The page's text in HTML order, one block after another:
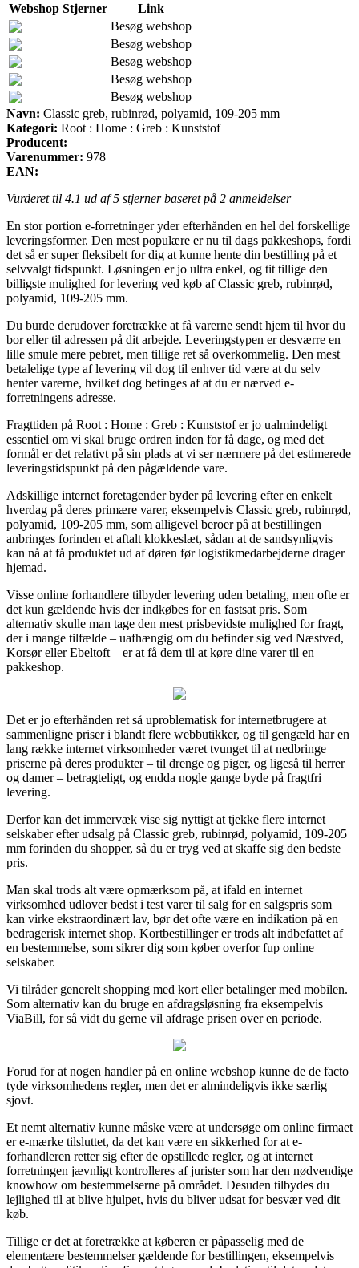
Webshop Stjerner
Link
Besøg webshop
Besøg webshop
Besøg webshop
Besøg webshop
Besøg webshop
Navn: Classic greb, rubinrød, polyamid, 109-205 mm
Kategori: Root : Home : Greb : Kunststof
Producent:
Varenummer: 978
EAN:
Vurderet til 4.1 ud af 5 stjerner baseret på 2 anmeldelser
En stor portion e-forretninger yder efterhånden en hel del forskellige
leveringsformer. Den mest populære er nu til dags pakkeshops, fordi
det så er super fleksibelt for dig at kunne hente din bestilling på et
selvvalgt tidspunkt. Løsningen er jo ultra enkel, og tit tillige den
billigste mulighed for levering ved køb af Classic greb, rubinrød,
polyamid, 109-205 mm.
Du burde derudover foretrække at få varerne sendt hjem til hvor du
bor eller til adressen på dit arbejde. Leveringstypen er desværre en
lille smule mere pebret, men tillige ret så overkommelig. Den mest
betalelige type af levering vil dog til enhver tid være at du selv
henter varerne, hvilket dog betinges af at du er nærved e-
forretningens adresse.
Fragttiden på Root : Home : Greb : Kunststof er jo ualmindeligt
essentiel om vi skal bruge ordren inden for få dage, og med det
formål er det relativt på sin plads at vi ser nærmere på det estimerede
leveringstidspunkt på den pågældende vare.
Adskillige internet foretagender byder på levering efter en enkelt
hverdag på deres primære varer, eksempelvis Classic greb, rubinrød,
polyamid, 109-205 mm, som alligevel beroer på at bestillingen
anbringes forinden et aftalt klokkeslæt, sådan at de sandsynligvis
kan nå at få produktet ud af døren før logistikmedarbejderne drager
hjemad.
Visse online forhandlere tilbyder levering uden betaling, men ofte er
det kun gældende hvis der indkøbes for en fastsat pris. Som
alternativ skulle man tage den mest prisbevidste mulighed for fragt,
der i mange tilfælde – uafhængig om du befinder sig ved Næstved,
Korsør eller Ebeltoft – er at få dem til at køre dine varer til en
pakkeshop.
Det er jo efterhånden ret så uproblematisk for internetbrugere at
sammenligne priser i blandt flere webbutikker, og til gengæld har en
lang række internet virksomheder været tvunget til at nedbringe
priserne på deres produkter – til drenge og piger, og ligeså til herrer
og damer – betragteligt, og endda nogle gange byde på fragtfri
levering.
Derfor kan det immervæk vise sig nyttigt at tjekke flere internet
selskaber efter udsalg på Classic greb, rubinrød, polyamid, 109-205
mm forinden du shopper, så du er tryg ved at skaffe sig den bedste
pris.
Man skal trods alt være opmærksom på, at ifald en internet
virksomhed udlover bedst i test varer til salg for en salgspris som
kan virke ekstraordinært lav, bør det ofte være en indikation på en
bedragerisk internet shop. Kortbestillinger er trods alt indbefattet af
en bestemmelse, som sikrer dig som køber overfor fup online
selskaber.
Vi tilråder generelt shopping med kort eller betalinger med mobilen.
Som alternativ kan du bruge en afdragsløsning fra eksempelvis
ViaBill, for så vidt du gerne vil afdrage prisen over en periode.
Forud for at nogen handler på en online webshop kunne de de facto
tyde virksomhedens regler, men det er almindeligvis ikke særlig
sjovt.
Et nemt alternativ kunne måske være at undersøge om online firmaet
er e-mærke tilsluttet, da det kan være en sikkerhed for at e-
forhandleren retter sig efter de opstillede regler, og at internet
forretningen jævnligt kontrolleres af jurister som har den nødvendige
knowhow om bestemmelserne på området. Desuden tilbydes du
lejlighed til at blive hjulpet, hvis du bliver udsat for besvær ved dit
køb.
Tillige er det at foretrække at køberen er påpasselig med de
elementære bestemmelser gældende for bestillingen, eksempelvis